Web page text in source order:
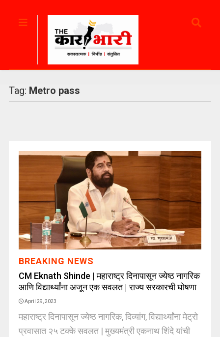
Tag: Metro pass
BREAKING NEWS
CM Eknath Shinde | महाराष्ट्र दिनापासून ज्येष्ठ नागरिक
आणि विद्यार्थ्यांना अजून एक सवलत | राज्य सरकारची घोषणा
April 29, 2023
महाराष्ट्र दिनापासून ज्येष्ठ नागरिक, दिव्यांग, विद्यार्थ्यांना मेट्रो
प्रवासात २५ टक्के सवलत | मुख्यमंत्री एकनाथ शिंदे यांची